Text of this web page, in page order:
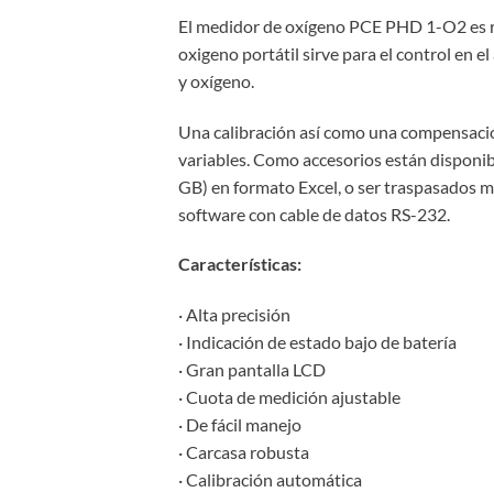
El medidor de oxígeno PCE PHD 1-O2
oxigeno portátil sirve para el control en
y oxígeno.
Una calibración así como una
variables. Como accesorios están
GB) en formato Excel, o ser traspasados
software con cable de datos RS-232.
Características:
· Alta precisión
· Indicación de estado bajo de batería
· Gran pantalla LCD
· Cuota de medición ajustable
· De fácil manejo
· Carcasa robusta
· Calibración automática